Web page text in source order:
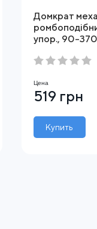
Домкрат
упор., 90-
Цена
519 грн
Купить